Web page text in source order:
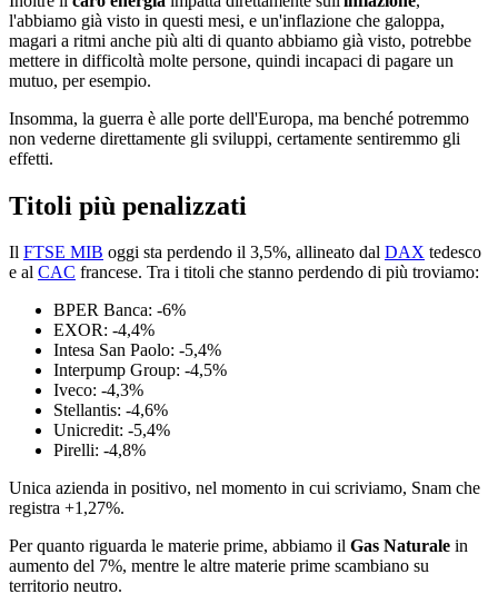
l'abbiamo già visto in questi mesi, e un'inflazione che galoppa,
magari a ritmi anche più alti di quanto abbiamo già visto, potrebbe
mettere in difficoltà molte persone, quindi incapaci di pagare un
mutuo, per esempio.
Insomma, la guerra è alle porte dell'Europa, ma benché potremmo
non vederne direttamente gli sviluppi, certamente sentiremmo gli
effetti.
Titoli più penalizzati
Il FTSE MIB oggi sta perdendo il 3,5%, allineato dal DAX tedesco
e al CAC francese. Tra i titoli che stanno perdendo di più troviamo:
BPER Banca: -6%
EXOR: -4,4%
Intesa San Paolo: -5,4%
Interpump Group: -4,5%
Iveco: -4,3%
Stellantis: -4,6%
Unicredit: -5,4%
Pirelli: -4,8%
Unica azienda in positivo, nel momento in cui scriviamo, Snam che
registra +1,27%.
Per quanto riguarda le materie prime, abbiamo il Gas Naturale in
aumento del 7%, mentre le altre materie prime scambiano su
territorio neutro.